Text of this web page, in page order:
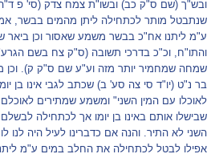
ובש"ך (שם ס"ק כב) ובשו"ת צמח צדק (סי' פ
שנתבטל מותר לכתחילה ליתן מהמים בבשר,
ע"מ ליתנו אח"כ בבשר משמע שאסור וכן
והתו"ח, וכ"כ בדרכי תשובה (ס"ק צח בשם
שמחה שמחמיר יותר מזה וע"ע שם ס"ק ק). וכן
בר נ"ט (יו"ד סי צה סע' ב) שכתב לגבי אינו בן
לאוכלו עם המין השני" ומשמע שמתירים
שבישלו אותם באינו בן יומו אך לכתחילה
השני לא התיר. והנה אם כדברינו לעיל היה לנו
אפילו לבטל לכתחילה את החלב במים ע"מ